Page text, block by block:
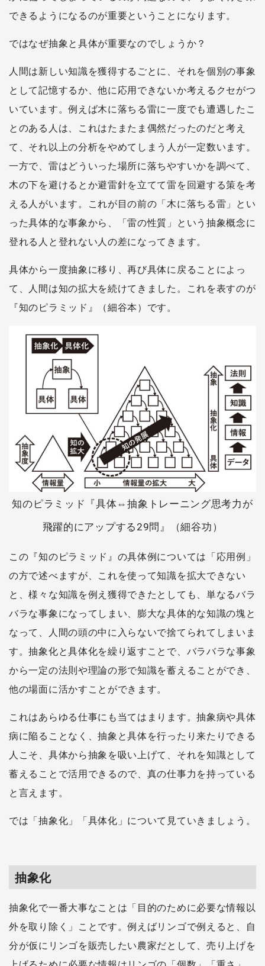
できるようになるのが重要ということになります。
ではなぜ抽象と具体が重要なのでしょうか？
人間は新しい知識を獲得するごとに、それを個別の事象
として記憶するか、他に応用できないか考えるクセがつ
いています。例えば木に落ちる雷に一度でも遭遇したこ
とのある人は、これはたまたま偶然だったのだと考え
て、それ以上の分析をやめてしまう人が一定数います。
一方で、雷はどういった場所に落ちやすいかを調べて、
木の下を避けるとか避雷針を立てて雷を回避する策を考
える人がいます。これが目の前の「木に落ちる雷」とい
った具体的な事象から、「雷の性質」という抽象概念に
登れる人と登れない人の差になってきます。
具体から一度抽象に移り、再び具体に戻ることによっ
て、人間は知の拡大を続けてきました。これを表すのが
『知のピラミッド』（細谷本）です。
知のピラミッド『具体⇔抽象トレーニング思考力が
飛躍的にアップする29問』（細谷功）
この『知のピラミッド』の具体例については「応用例」
の方で述べますが、これを使って知識を拡大できない
と、様々な知識を例え獲得できたとしても、単なるバラ
バラな事象になってしまい、膨大な具体的な知識の塊と
なって、人間の頭の中に入らないで捨てられてしまいま
す。抽象化と具体化を繰り返すことで、バラバラな事象
から一定の法則や理論の形で知識を蓄えることができ、
他の場面に活かすことができます。
これはあらゆる仕事にも当てはまります。抽象病や具体
病に陥ることなく、抽象と具体を行ったり来たりできる
人こそ、具体から抽象を吸い上げて、それを知識として
蓄えることで活用できるので、真の仕事力を持っている
と言えます。
では「抽象化」「具体化」について見ていきましょう。
抽象化
抽象化で一番大事なことは「目的のために必要な情報以
外を取り除く」ことです。例えばリンゴで例えると、自
分が仮にリンゴを販売したい農家だとして、売り上げを